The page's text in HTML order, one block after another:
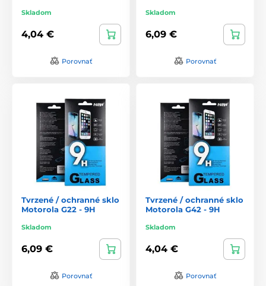
Skladom
4,04 €
Porovnať
Skladom
6,09 €
Porovnať
Tvrzené / ochranné sklo
Motorola G22 - 9H
Skladom
6,09 €
Porovnať
Tvrzené / ochranné sklo
Motorola G42 - 9H
Skladom
4,04 €
Porovnať